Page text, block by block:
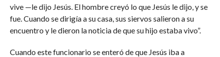
vive —le dijo Jesús. El hombre creyó lo que Jesús le dijo, y se
fue. Cuando se dirigía a su casa, sus siervos salieron a su
encuentro y le dieron la noticia de que su hijo estaba vivo”.
Cuando este funcionario se enteró de que Jesús iba a